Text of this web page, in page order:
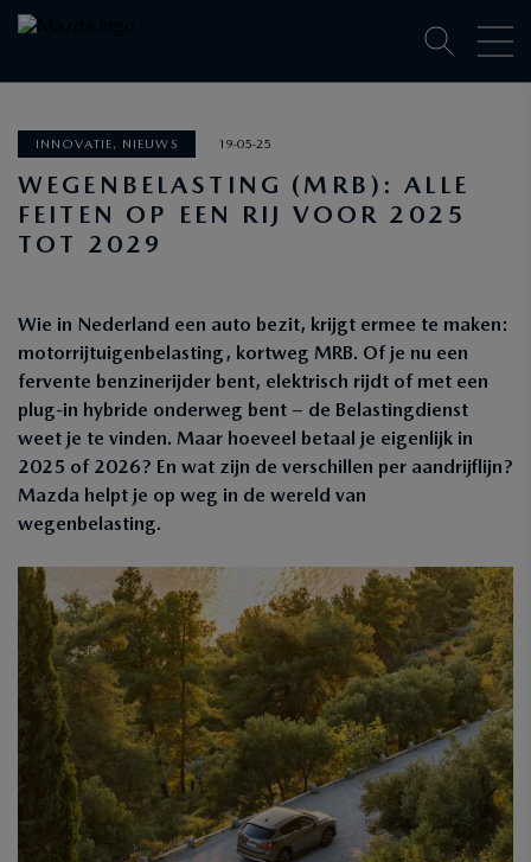
INNOVATIE, NIEUWS 19-05-25
WEGENBELASTING (MRB): ALLE
FEITEN OP EEN RIJ VOOR 2025
TOT 2029
Wie in Nederland een auto bezit, krijgt ermee te maken:
motorrijtuigenbelasting, kortweg MRB. Of je nu een
fervente benzinerijder bent, elektrisch rijdt of met een
plug-in hybride onderweg bent – de Belastingdienst
weet je te vinden. Maar hoeveel betaal je eigenlijk in
2025 of 2026? En wat zijn de verschillen per aandrijflijn?
Mazda helpt je op weg in de wereld van
wegenbelasting.